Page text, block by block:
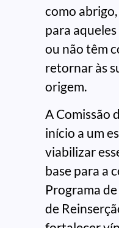
como
para
ou não têm
retornar às
origem.
A Comissão
início a um
viabilizar
base para a
Programa
de